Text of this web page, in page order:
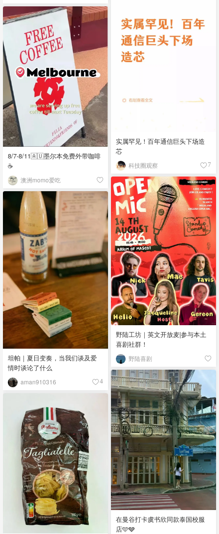
实属罕见！百年通信巨头下场造
芯
科技圈观察 7
8/7-8/11🇦🇺墨尔本免费外带咖啡
☕
澳洲momo爱吃
野陆工坊｜英文开放麦|参与本土
喜剧社群！
野陆喜剧
坦帕｜夏日变奏，当我们谈及爱
情时谈论了什么
aman910316 4
在曼谷打卡虞书欣同款泰国校服
店🩵🩶